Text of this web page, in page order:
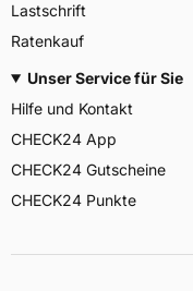
Lastschrift
Ratenkauf
Unser Service für Sie
Hilfe und Kontakt
CHECK24 App
CHECK24 Gutscheine
CHECK24 Punkte